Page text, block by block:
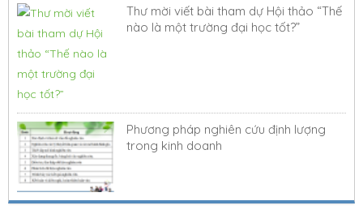
Thư mời viết bài tham dự Hội thảo “Thế
nào là một trường đại học tốt?”
Phương pháp nghiên cứu định lượng
trong kinh doanh